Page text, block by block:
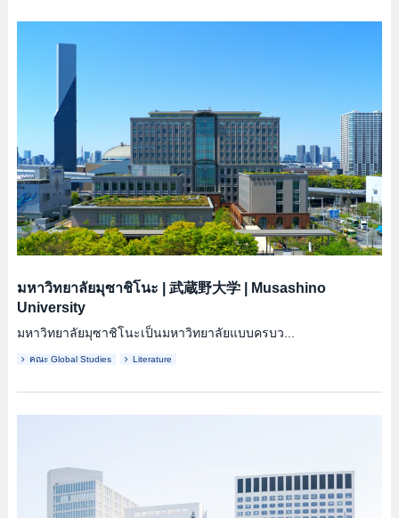
มหาวิทยาลัยมุซาชิโนะ 武蔵野大学|
Musashino
University
มหาวิทยาลัยมุซาชิโนะเป็นมหาวิทยาลัยแบบครบว...
คณะ Global Studies Literature